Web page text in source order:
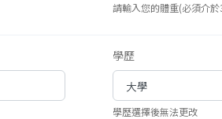
請輸入您的體重(必須介
學歷
學歷選擇後無法更改